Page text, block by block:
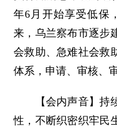
年6月开始享受低保
来，乌兰察布市逐步
会救助、急难社会救
体系，申请、审核、
【会内声音】持续
性，不断织密织牢民